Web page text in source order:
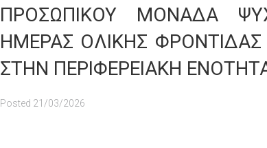
ΠΡΟΣΩΠΙΚΟΥ ΜΟΝΑΔΑ
ΗΜΕΡΑΣ ΟΛΙΚΗΣ ΦΡΟΝΤΙΔΑΣ
ΣΤΗΝ ΠΕΡΙΦΕΡΕΙΑΚΗ
Posted 21/03/2026